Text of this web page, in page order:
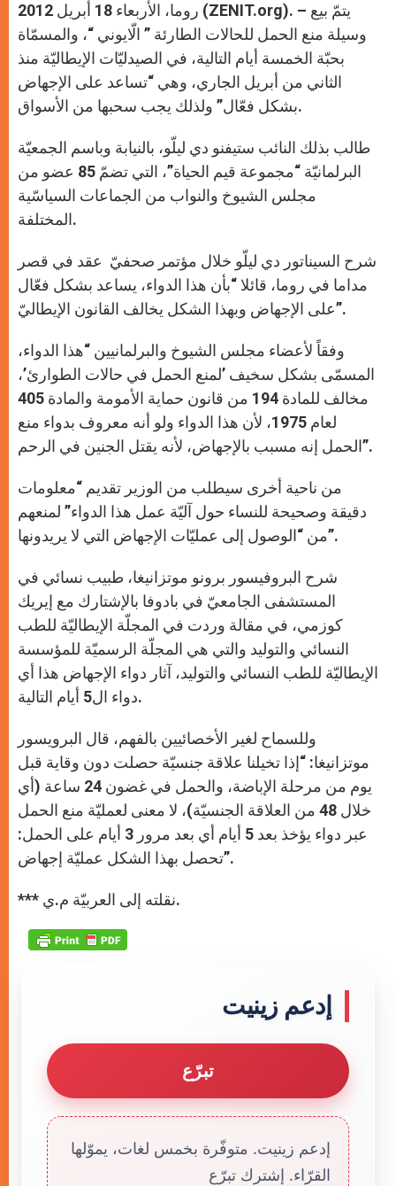
روما، الأربعاء 18 أبريل 2012 (ZENIT.org). – يتمّ بيع
وسيلة منع الحمل للحالات الطارئة ” الّايوني “، والمسمّاة
بحبّة الخمسة أيام التالية، في الصيدليّات الإيطاليّة منذ
الثاني من أبريل الجاري، وهي “تساعد على الإجهاض
بشكل فعّال” ولذلك يجب سحبها من الأسواق.
طالب بذلك النائب ستيفنو دي ليلّو، بالنيابة وباسم الجمعيّة
البرلمانيّة “مجموعة قيم الحياة”، التي تضمّ 85 عضو من
مجلس الشيوخ والنواب من الجماعات السياسّية
المختلفة.
شرح السيناتور دي ليلّو خلال مؤتمر صحفيّ عقد في قصر
مداما في روما، قائلا “بأن هذا الدواء، يساعد بشكل فعّال
على الإجهاض وبهذا الشكل يخالف القانون الإيطاليّ”.
وفقاً لأعضاء مجلس الشيوخ والبرلمانيين “هذا الدواء،
المسمّى بشكل سخيف ’لمنع الحمل في حالات الطوارئ’،
مخالف للمادة 194 من قانون حماية الأمومة والمادة 405
لعام 1975، لأن هذا الدواء ولو أنه معروف بدواء منع
الحمل إنه مسبب بالإجهاض، لأنه يقتل الجنين في الرحم”.
من ناحية أخرى سيطلب من الوزير تقديم “معلومات
دقيقة وصحيحة للنساء حول آليّة عمل هذا الدواء” لمنعهم
من “الوصول إلى عمليّات الإجهاض التي لا يريدونها”.
شرح البروفيسور برونو موتزانيغا، طبيب نسائي في
المستشفى الجامعيّ في بادوفا بالإشتارك مع إيريك
كوزمي، في مقالة وردت في المجلّة الإيطاليّة للطب
النسائي والتوليد والتي هي المجلّة الرسميّة للمؤسسة
الإيطاليّة للطب النسائي والتوليد، آثار دواء الإجهاض هذا أي
دواء ال5 أيام التالية.
وللسماح لغير الأخصائيين بالفهم، قال البرويسور
موتزانيغا: “إذا تخيلنا علاقة جنسيّة حصلت دون وقاية قبل
يوم من مرحلة الإباضة، والحمل في غضون 24 ساعة (أي
خلال 48 من العلاقة الجنسيّة)، لا معنى لعمليّة منع الحمل
عبر دواء يؤخذ بعد 5 أيام أي بعد مرور 3 أيام على الحمل:
تحصل بهذا الشكل عمليّة إجهاض”.
*** نقلته إلى العربيّة م.ي.
إدعم زينيت
تبرّع
إدعم زينيت. متوفّرة بخمس لغات، يموّلها
القرّاء. إشترك تبرّع